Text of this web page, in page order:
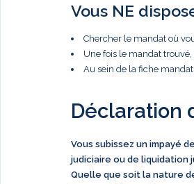
Vous NE
Chercher le mandat où
Une fois le mandat
Au sein de la fiche
Déclaration
Vous subissez un impayé
judiciaire ou de liquidation
Quelle que soit la nature